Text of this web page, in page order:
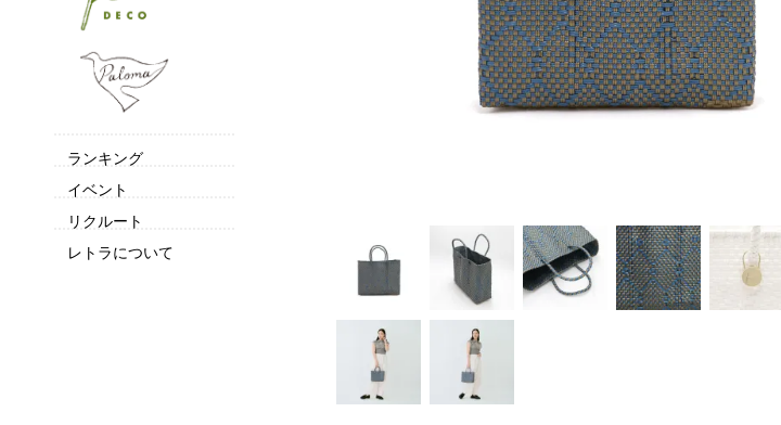
ランキング
イベント
リクルート
レトラについて